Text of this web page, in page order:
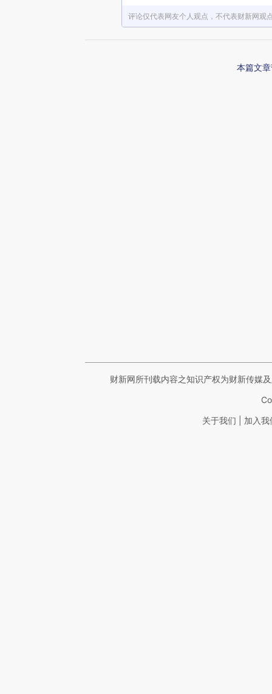
评论仅代表网友个人观点，不代表财新网观
本篇文
财新网所刊载内容之知识产权为财新传媒
关于我们 加入我